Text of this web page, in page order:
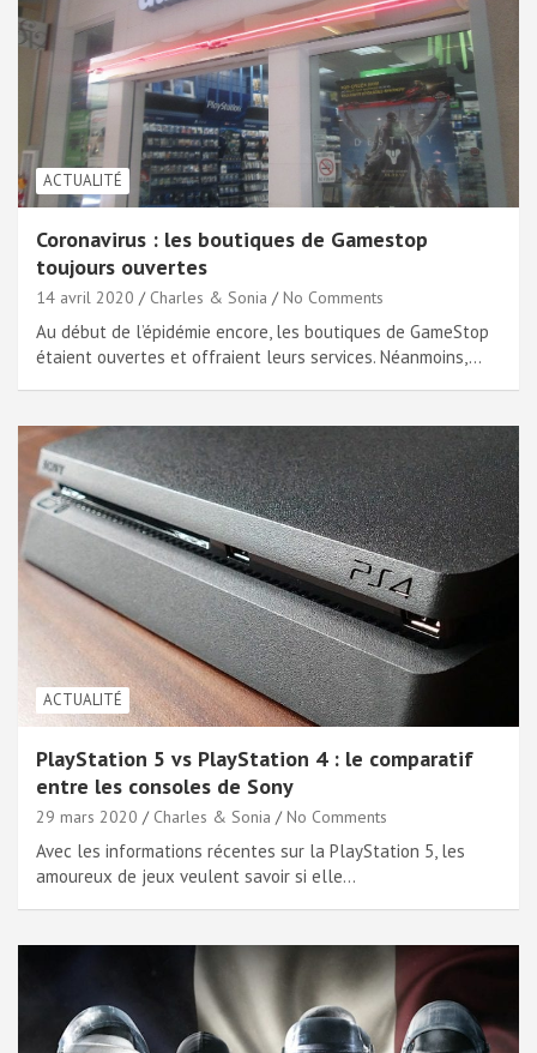
ACTUALITÉ
Coronavirus : les boutiques de Gamestop
toujours ouvertes
14 avril 2020 Charles & Sonia No Comments
Au début de l’épidémie encore, les boutiques de GameStop
étaient ouvertes et offraient leurs services. Néanmoins,…
ACTUALITÉ
PlayStation 5 vs PlayStation 4 : le comparatif
entre les consoles de Sony
29 mars 2020 Charles & Sonia No Comments
Avec les informations récentes sur la PlayStation 5, les
amoureux de jeux veulent savoir si elle…